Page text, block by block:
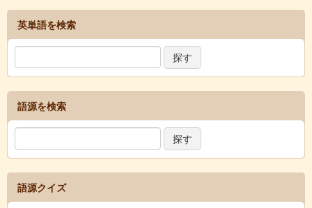
英単語を検索
語源を検索
語源クイズ